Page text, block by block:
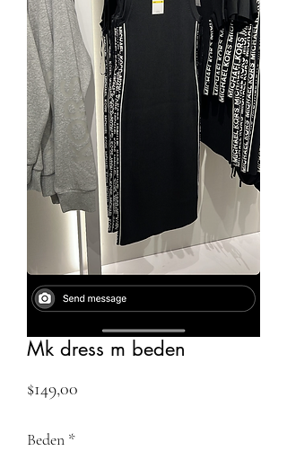
Mk dress m beden
$149,00
Beden *